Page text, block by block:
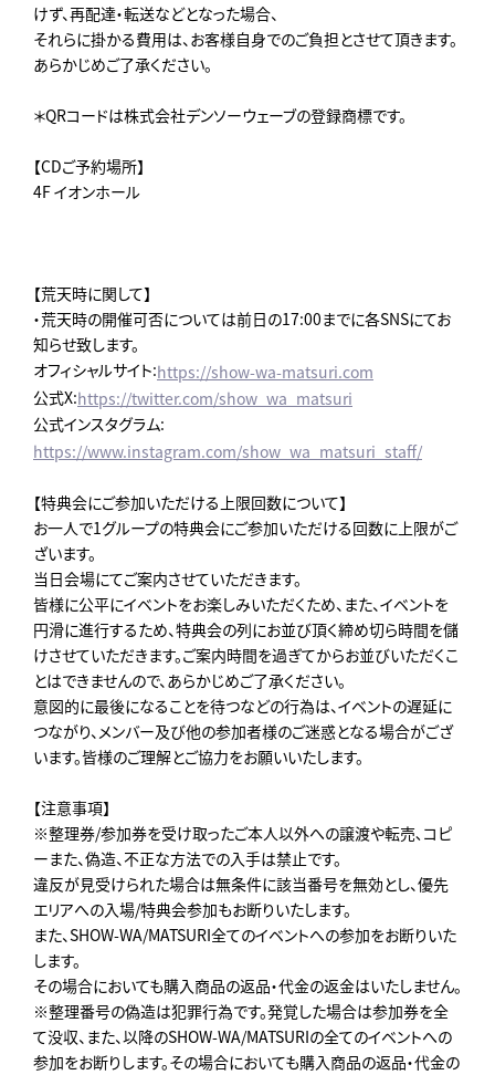
けず、再配達・転送などとなった場合、
それらに掛かる費用は、お客様自身でのご負担とさせて頂きます。
あらかじめご了承ください。
＊QRコードは株式会社デンソーウェーブの登録商標です。
【CDご予約場所】
4F イオンホール
【荒天時に関して】
・荒天時の開催可否については前日の17:00までに各SNSにてお
知らせ致します。
オフィシャルサイト:https://show-wa-matsuri.com
公式X:https://twitter.com/show_wa_matsuri
公式インスタグラム:
https://www.instagram.com/show_wa_matsuri_staff/
【特典会にご参加いただける上限回数について】
お一人で1グループの特典会にご参加いただける回数に上限がご
ざいます。
当日会場にてご案内させていただきます。
皆様に公平にイベントをお楽しみいただくため、また、イベントを
円滑に進行するため、特典会の列にお並び頂く締め切ら時間を儲
けさせていただきます。ご案内時間を過ぎてからお並びいただくこ
とはできませんので、あらかじめご了承ください。
意図的に最後になることを待つなどの行為は、イベントの遅延に
つながり、メンバー及び他の参加者様のご迷惑となる場合がござ
います。皆様のご理解とご協力をお願いいたします。
【注意事項】
※整理券/参加券を受け取ったご本人以外への譲渡や転売､コピ
ーまた、偽造、不正な方法での入手は禁止です。
違反が見受けられた場合は無条件に該当番号を無効とし、優先
エリアへの入場/特典会参加もお断りいたします。
また、SHOW-WA/MATSURI全てのイベントへの参加をお断りいた
します。
その場合においても購入商品の返品・代金の返金はいたしません。
※整理番号の偽造は犯罪行為です。発覚した場合は参加券を全
て没収、また、以降のSHOW-WA/MATSURIの全てのイベントへの
参加をお断りします。その場合においても購入商品の返品・代金の